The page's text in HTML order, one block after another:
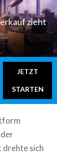
zieht
JETZT
STARTEN
sich